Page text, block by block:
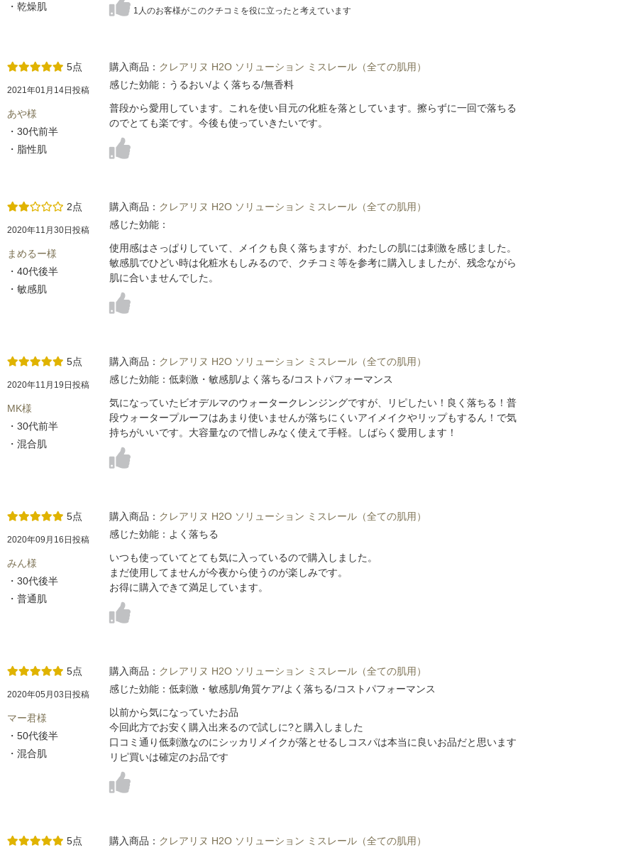
・乾燥肌
1人のお客様がこのクチコミを役に立ったと考えています
5点
2021年01月14日投稿
あや様
・30代前半
・脂性肌
購入商品： クレアリヌ H2O ソリューション ミスレール（全ての肌用）
感じた効能：うるおい/よく落ちる/無香料
普段から愛用しています。これを使い目元の化粧を落としています。擦らずに一回で落ちる
のでとても楽です。今後も使っていきたいです。
2点
2020年11月30日投稿
まめるー様
・40代後半
・敏感肌
購入商品： クレアリヌ H2O ソリューション ミスレール（全ての肌用）
感じた効能：
使用感はさっぱりしていて、メイクも良く落ちますが、わたしの肌には刺激を感じました。
敏感肌でひどい時は化粧水もしみるので、クチコミ等を参考に購入しましたが、残念ながら
肌に合いませんでした。
5点
2020年11月19日投稿
MK様
・30代前半
・混合肌
購入商品： クレアリヌ H2O ソリューション ミスレール（全ての肌用）
感じた効能：低刺激・敏感肌/よく落ちる/コストパフォーマンス
気になっていたビオデルマのウォータークレンジングですが、リピしたい！良く落ちる！普
段ウォータープルーフはあまり使いませんが落ちにくいアイメイクやリップもするん！で気
持ちがいいです。大容量なので惜しみなく使えて手軽。しばらく愛用します！
5点
2020年09月16日投稿
みん様
・30代後半
・普通肌
購入商品： クレアリヌ H2O ソリューション ミスレール（全ての肌用）
感じた効能：よく落ちる
いつも使っていてとても気に入っているので購入しました。
まだ使用してませんが今夜から使うのが楽しみです。
お得に購入できて満足しています。
5点
2020年05月03日投稿
マー君様
・50代後半
・混合肌
購入商品： クレアリヌ H2O ソリューション ミスレール（全ての肌用）
感じた効能：低刺激・敏感肌/角質ケア/よく落ちる/コストパフォーマンス
以前から気になっていたお品
今回此方でお安く購入出来るので試しに?と購入しました
口コミ通り低刺激なのにシッカリメイクが落とせるしコスパは本当に良いお品だと思います
リピ買いは確定のお品です
5点 購入商品： クレアリヌ H2O ソリューション ミスレール（全ての肌用）